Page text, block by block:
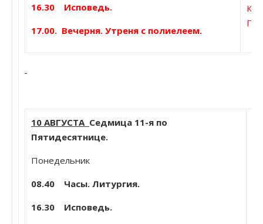
16.30 Исповедь.
17.00. Вечерня. Утреня с полиелеем.
10 АВГУСТА Седмица 11-я по
Пятидесятнице.
Понедельник
08.40 Часы. Литургия.
16.30 Исповедь.